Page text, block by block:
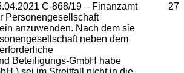
27
C-868/19 – Finanzamt
Personengesellschaft
anzuwenden. Nach dem sie
neben dem
Beteiligungs-GmbH habe